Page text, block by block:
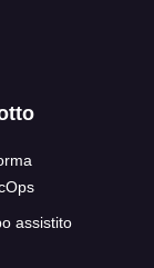
assistito